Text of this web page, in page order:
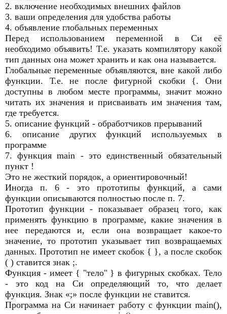
2. включение необходимых внешних файлов
3. ваши определения для удобства работы
4. объявление глобальных переменных
Перед использованием переменной в Си её
необходимо объявить! Т.е. указать компилятору какой
тип данных она может хранить и как она называется.
Глобальные переменные объявляются, вне какой либо
функции. Т.е. не после фигурной скобки {. Они
доступны в любом месте программы, значит можно
читать их значения и присваивать им значения там,
где требуется.
5. описание функций - обработчиков прерываний
6. описание других функций используемых в
программе
7. функция main - это единственный обязательный
пункт !
Это не жесткий порядок, а ориентировочный!
Иногда п. 6 - это прототипы функций, а сами
функции описываются полностью после п. 7.
Прототип функции - показывает образец того, как
применять функцию в программе, какие значения в
нее передаются и, если она возвращает какое-то
значение, то прототип указывает тип возвращаемых
данных. Прототип не имеет скобок { }, а после скобок
( ) ставится знак ;.
Функция - имеет { "тело" } в фигурных скобках. Тело
- это код на Си определяющий то, что делает
функция. Знак «;» после функции не ставится.
Программа на Си начинает работу с функции main(),